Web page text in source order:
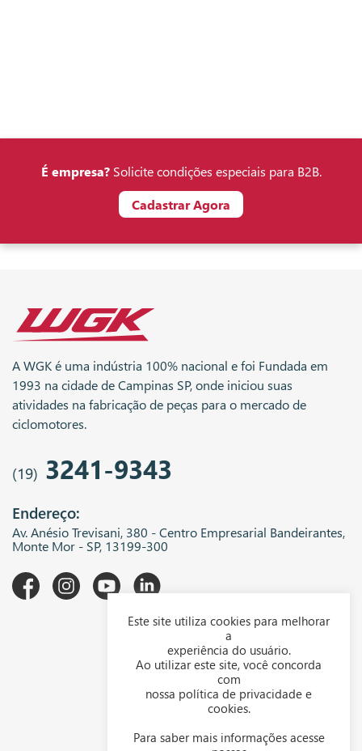
É empresa?Solicite condições especiais para B2B.
Cadastrar Agora
A WGK é uma indústria 100% nacional e foi Fundada em
1993 na cidade de Campinas SP, onde iniciou suas
atividades na fabricação de peças para o mercado de
ciclomotores.
(19) 3241-9343
Endereço:
Av. Anésio Trevisani, 380 - Centro Empresarial Bandeirantes,
Monte Mor - SP, 13199-300
Downloads
Representantes
Política de privacidade
Política de cookies
Este site utiliza cookies para melhorar
a
experiência do usuário.
Ao utilizar este site, você concorda
com
nossa política de privacidade e
cookies.
Para saber mais informações acesse